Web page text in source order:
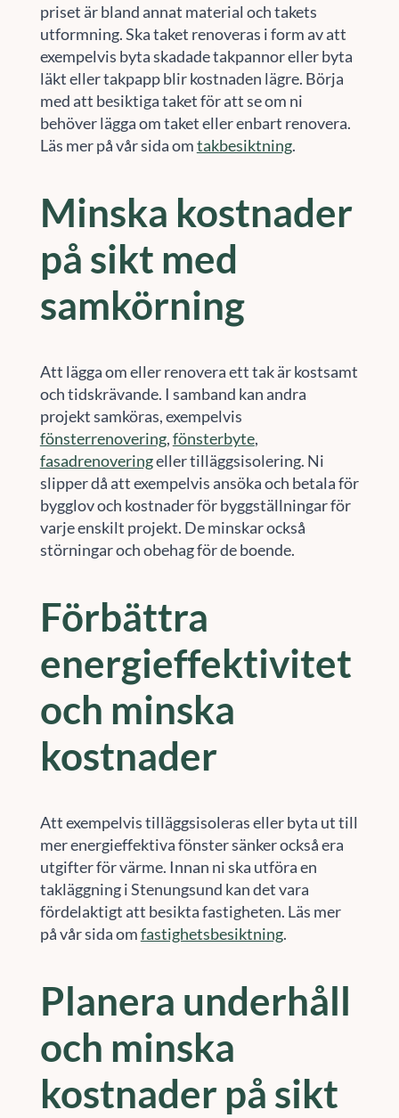
priset är bland annat material och takets
utformning. Ska taket renoveras i form av att
exempelvis byta skadade takpannor eller byta
läkt eller takpapp blir kostnaden lägre. Börja
med att besiktiga taket för att se om ni
behöver lägga om taket eller enbart renovera.
Läs mer på vår sida omtakbesiktning.
Minska kostnader
på sikt med
samkörning
Att lägga om eller renovera ett tak är kostsamt
och tidskrävande. I samband kan andra
projekt samköras, exempelvis
fönsterrenovering,fönsterbyte,
fasadrenoveringeller tilläggsisolering. Ni
slipper då att exempelvis ansöka och betala för
bygglov och kostnader för byggställningar för
varje enskilt projekt. De minskar också
störningar och obehag för de boende.
Förbättra
energieffektivitet
och minska
kostnader
Att exempelvis tilläggsisoleras eller byta ut till
mer energieffektiva fönster sänker också era
utgifter för värme. Innan ni ska utföra en
takläggning i Stenungsund kan det vara
fördelaktigt att besikta fastigheten. Läs mer
på vår sida omfastighetsbesiktning.
Planera underhåll
och minska
kostnader på sikt